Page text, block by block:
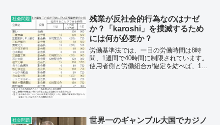
強姦魔でも無罪放免される一方、被害者
女性はセカンドレイプに遭...
社会問題
残業が反社会的行為なのはナゼ
か？「karoshi」を撲滅するため
には何が必要か？
労働基準法では、一日の労働時間は8時
間、1週間で40時間に制限されています。
使用者側と労働組合が協定を結べば、1か
社会問題
世界一のギャンブル大国でカジノ